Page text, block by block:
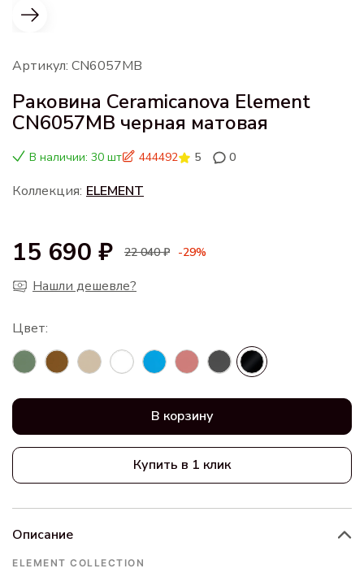
Артикул: CN6057MB
Раковина Ceramicanova Element
CN6057MB черная матовая
В наличии: 30 шт 444492 5 0
Коллекция: ELEMENT
15 690 ₽ 22 040 ₽ -29%
Нашли дешевле?
В корзину
Купить в 1 клик
Описание
ELEMENT COLLECTION